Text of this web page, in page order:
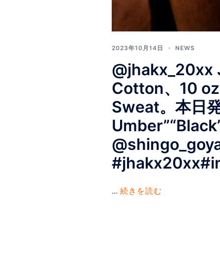
2023年10月14日 NEWS
@jhakx_20xx
Cotton、10
Sweat。本日
... 続きを読む